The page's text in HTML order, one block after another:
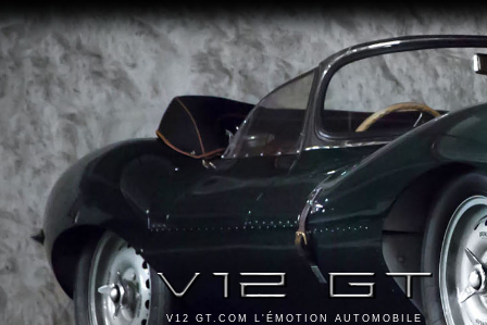
V12 GT.COM L'ÉMOTION AUTOMOBILE